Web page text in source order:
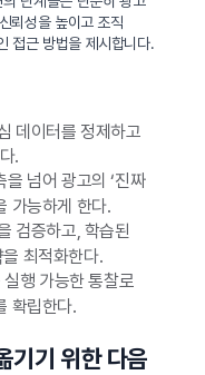
뢰성을 높이고 조직
접근 방법을 제시합니다.
데이터를 정제하고
.
넘어 광고의 ‘진짜
가능하게 한다.
검증하고, 학습된
최적화한다.
행 가능한 통찰로
확립한다.
기기 위한 다음